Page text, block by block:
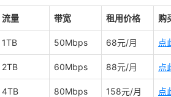
流量 带宽 租用价格 购
1TB 50Mbps 68元/月 点
2TB 60Mbps 88元/月 点
4TB 80Mbps 158元/月 点